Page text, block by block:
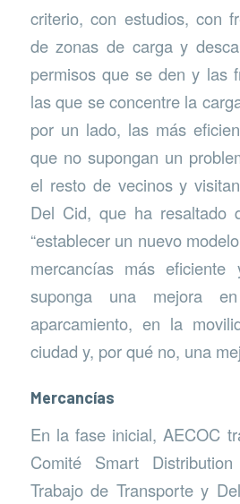
criterio, con estudios, con
de zonas de carga y
permisos que se den y las
las que se concentre la
por un lado, las más
que no supongan un
el resto de vecinos y
Del Cid, que ha resaltado
“establecer un nuevo
mercancías más eficiente
suponga una mejora
aparcamiento, en la
ciudad y, por qué no, una
Mercancías
En la fase inicial, AECOC
Comité Smart
Trabajo de Transporte y